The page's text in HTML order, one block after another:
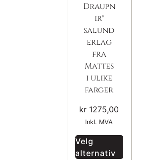
Draupn
ir®
salund
erlag
fra
Mattes
i ulike
farger
kr 1275,00
Inkl. MVA
Velg
alternativ